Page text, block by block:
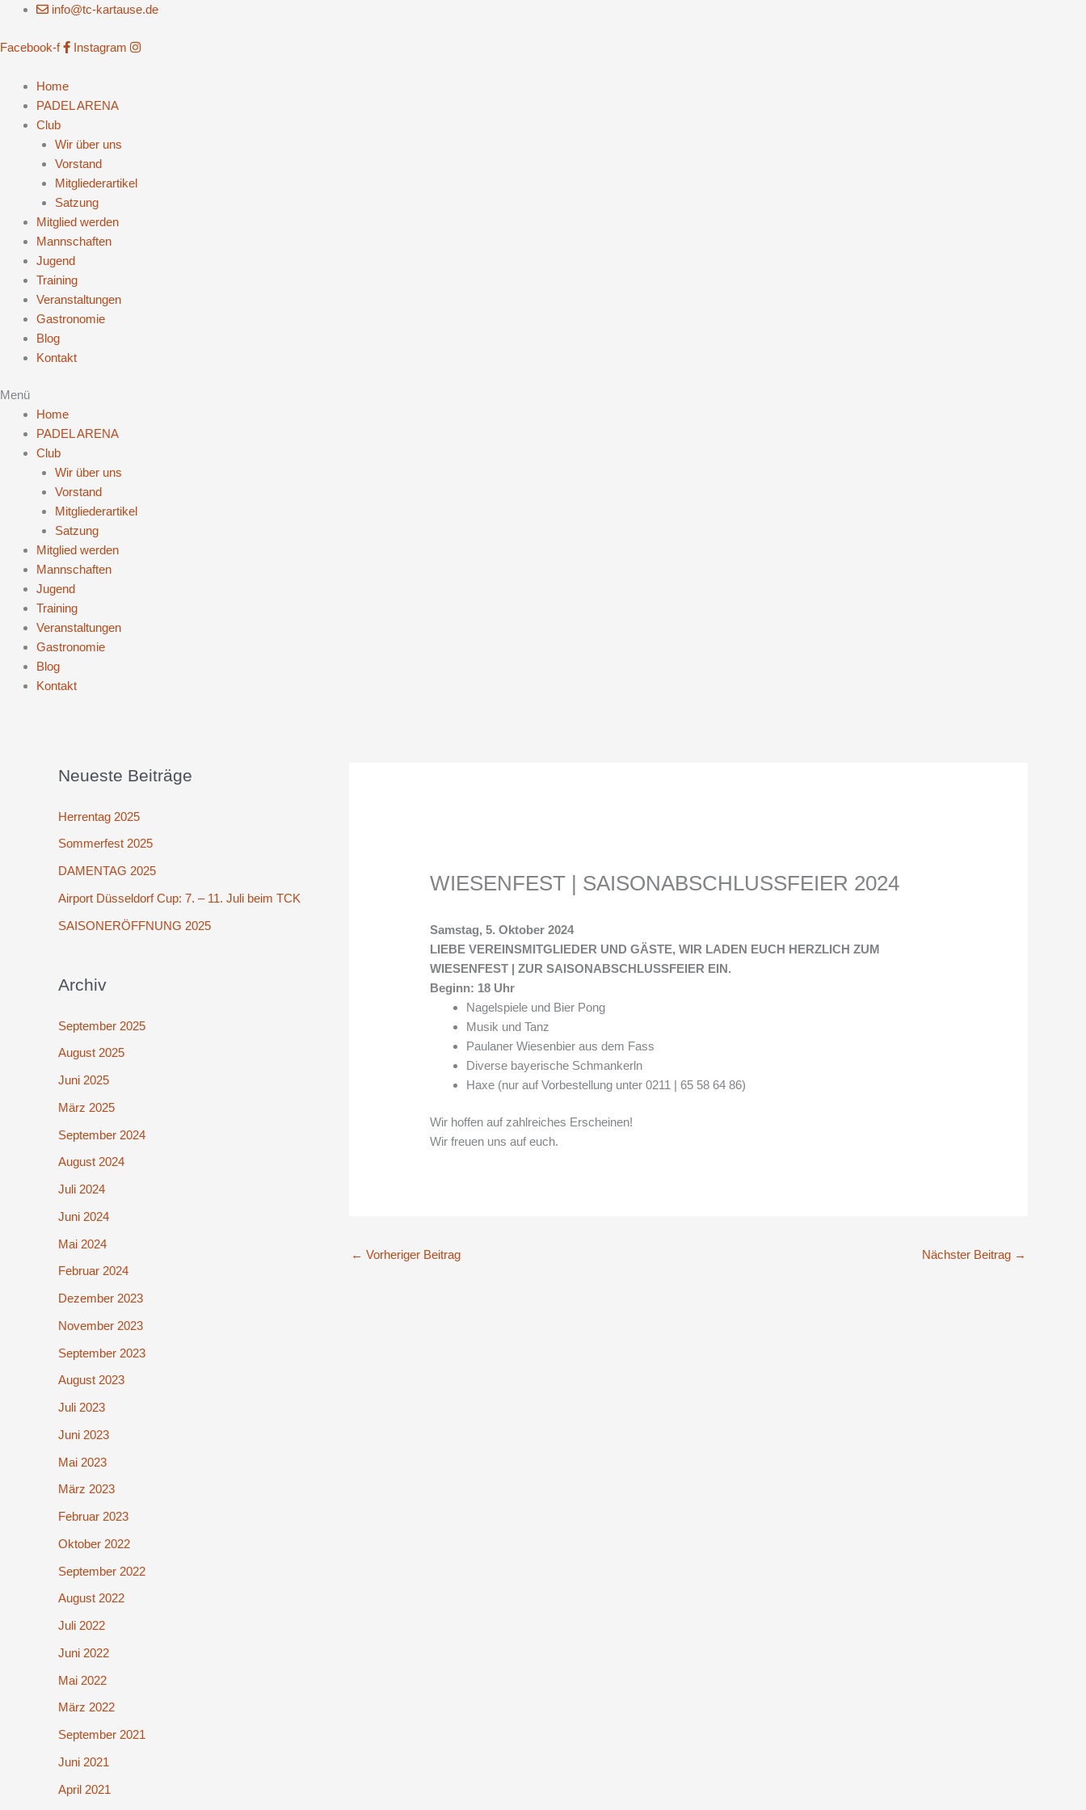
springen
info@tc-kartause.de
Facebook-f Instagram
Home
PADEL ARENA
Club
Wir über uns
Vorstand
Mitgliederartikel
Satzung
Mitglied werden
Mannschaften
Jugend
Training
Veranstaltungen
Gastronomie
Blog
Kontakt
Menü
Home
PADEL ARENA
Club
Wir über uns
Vorstand
Mitgliederartikel
Satzung
Mitglied werden
Mannschaften
Jugend
Training
Veranstaltungen
Gastronomie
Blog
Kontakt
Neueste Beiträge
Herrentag 2025
Sommerfest 2025
DAMENTAG 2025
Airport Düsseldorf Cup: 7. – 11. Juli beim TCK
SAISONERÖFFNUNG 2025
Archiv
September 2025
August 2025
Juni 2025
März 2025
September 2024
August 2024
Juli 2024
Juni 2024
Mai 2024
Februar 2024
Dezember 2023
November 2023
September 2023
August 2023
Juli 2023
Juni 2023
Mai 2023
März 2023
Februar 2023
Oktober 2022
September 2022
August 2022
Juli 2022
Juni 2022
Mai 2022
März 2022
September 2021
Juni 2021
April 2021
WIESENFEST | SAISONABSCHLUSSFEIER 2024
Samstag, 5. Oktober 2024
LIEBE VEREINSMITGLIEDER UND GÄSTE, WIR LADEN EUCH HERZLICH ZUM
WIESENFEST | ZUR SAISONABSCHLUSSFEIER EIN.
Beginn: 18 Uhr
Nagelspiele und Bier Pong
Musik und Tanz
Paulaner Wiesenbier aus dem Fass
Diverse bayerische Schmankerln
Haxe (nur auf Vorbestellung unter 0211 | 65 58 64 86)
Wir hoffen auf zahlreiches Erscheinen!
Wir freuen uns auf euch.
← Vorheriger Beitrag Nächster Beitrag →